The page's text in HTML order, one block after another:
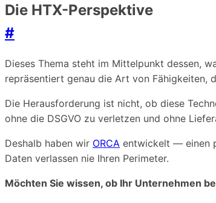
Die HTX-Perspektive
#
Dieses Thema steht im Mittelpunkt dessen,
repräsentiert genau die Art von Fähigkeiten,
Die Herausforderung ist nicht, ob diese
ohne die DSGVO zu verletzen und ohne
Deshalb haben wir ORCA entwickelt — einen
Daten verlassen nie Ihren Perimeter.
Möchten Sie wissen, ob Ihr Unternehmen